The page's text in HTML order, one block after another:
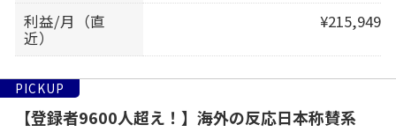
利益/月（直
近）
¥215,949
PICKUP
【登録者9600人超え！】海外の反応日本称賛系